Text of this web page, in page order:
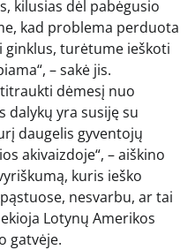
kilusias dėl pabėgusio
kad problema perduota
turėtume ieškoti
– sakė jis.
dėmesį nuo
dalykų yra susiję su
daugelis gyventojų
akivaizdoje“, – aiškino
kuris ieško
nesvarbu, ar tai
Lotynų Amerikos
gatvėje.